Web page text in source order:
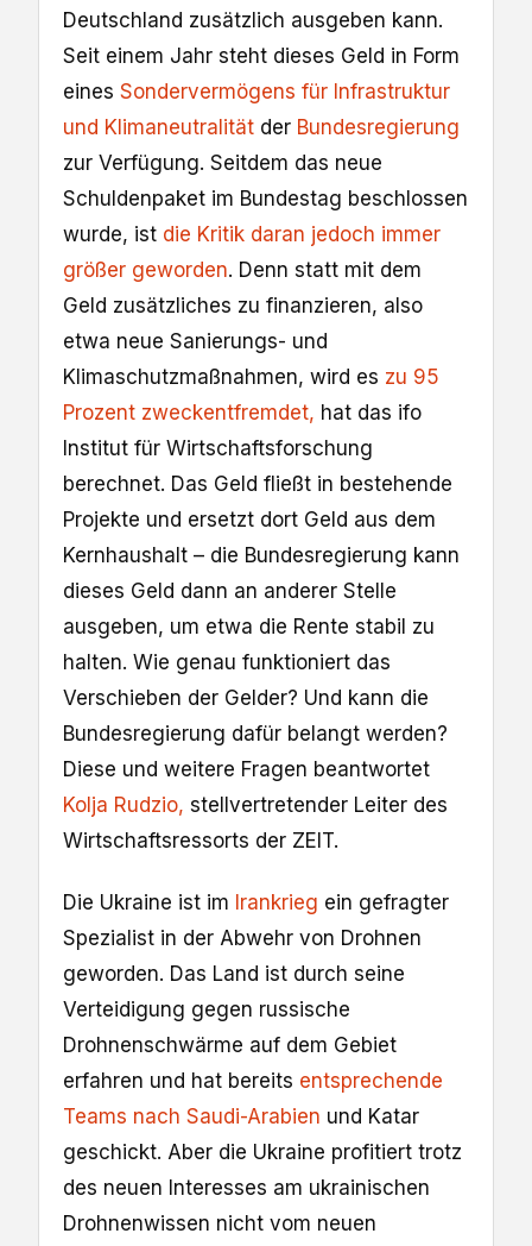
Deutschland zusätzlich ausgeben kann.
Seit einem Jahr steht dieses Geld in Form
eines Sondervermögens für Infrastruktur
und Klimaneutralität der Bundesregierung
zur Verfügung. Seitdem das neue
Schuldenpaket im Bundestag beschlossen
wurde, ist die Kritik daran jedoch immer
größer geworden. Denn statt mit dem
Geld zusätzliches zu finanzieren, also
etwa neue Sanierungs- und
Klimaschutzmaßnahmen, wird es zu 95
Prozent zweckentfremdet, hat das ifo
Institut für Wirtschaftsforschung
berechnet. Das Geld fließt in bestehende
Projekte und ersetzt dort Geld aus dem
Kernhaushalt – die Bundesregierung kann
dieses Geld dann an anderer Stelle
ausgeben, um etwa die Rente stabil zu
halten. Wie genau funktioniert das
Verschieben der Gelder? Und kann die
Bundesregierung dafür belangt werden?
Diese und weitere Fragen beantwortet
Kolja Rudzio, stellvertretender Leiter des
Wirtschaftsressorts der ZEIT.
Die Ukraine ist im Irankrieg ein gefragter
Spezialist in der Abwehr von Drohnen
geworden. Das Land ist durch seine
Verteidigung gegen russische
Drohnenschwärme auf dem Gebiet
erfahren und hat bereits entsprechende
Teams nach Saudi-Arabien und Katar
geschickt. Aber die Ukraine profitiert trotz
des neuen Interesses am ukrainischen
Drohnenwissen nicht vom neuen